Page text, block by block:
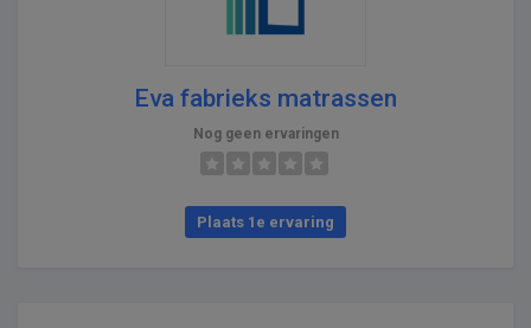
Eva fabrieks matrassen
Nog geen ervaringen
Plaats 1e ervaring